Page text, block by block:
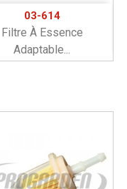
03-614
Filtre À Essence
Adaptable...